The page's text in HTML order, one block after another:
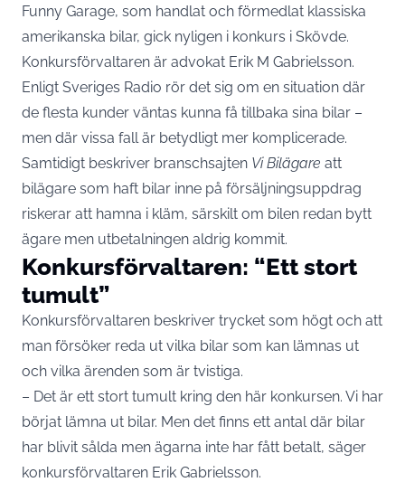
Funny Garage, som handlat och förmedlat klassiska
amerikanska bilar, gick nyligen i konkurs i Skövde.
Konkursförvaltaren är advokat Erik M Gabrielsson.
Enligt Sveriges Radio rör det sig om en situation där
de flesta kunder väntas kunna få tillbaka sina bilar –
men där vissa fall är betydligt mer komplicerade.
Samtidigt beskriver branschsajten Vi Bilägare att
bilägare som haft bilar inne på försäljningsuppdrag
riskerar att hamna i kläm, särskilt om bilen redan bytt
ägare men utbetalningen aldrig kommit.
Konkursförvaltaren: “Ett stort
tumult”
Konkursförvaltaren beskriver trycket som högt och att
man försöker reda ut vilka bilar som kan lämnas ut
och vilka ärenden som är tvistiga.
– Det är ett stort tumult kring den här konkursen. Vi har
börjat lämna ut bilar. Men det finns ett antal där bilar
har blivit sålda men ägarna inte har fått betalt, säger
konkursförvaltaren Erik Gabrielsson.